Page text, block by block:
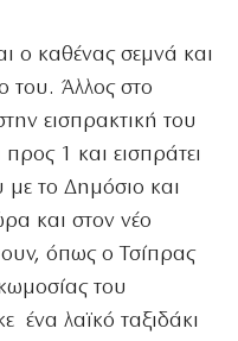
ο καθένας σεμνά και
του. Άλλος στο
εισπρακτική του
1 και εισπράτει
με το Δημόσιο και
και στον νέο
όπως ο Τσίπρας
του
λαϊκό ταξιδάκι